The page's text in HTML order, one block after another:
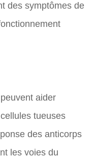
des symptômes de
aider
tueuses
des anticorps
les voies du